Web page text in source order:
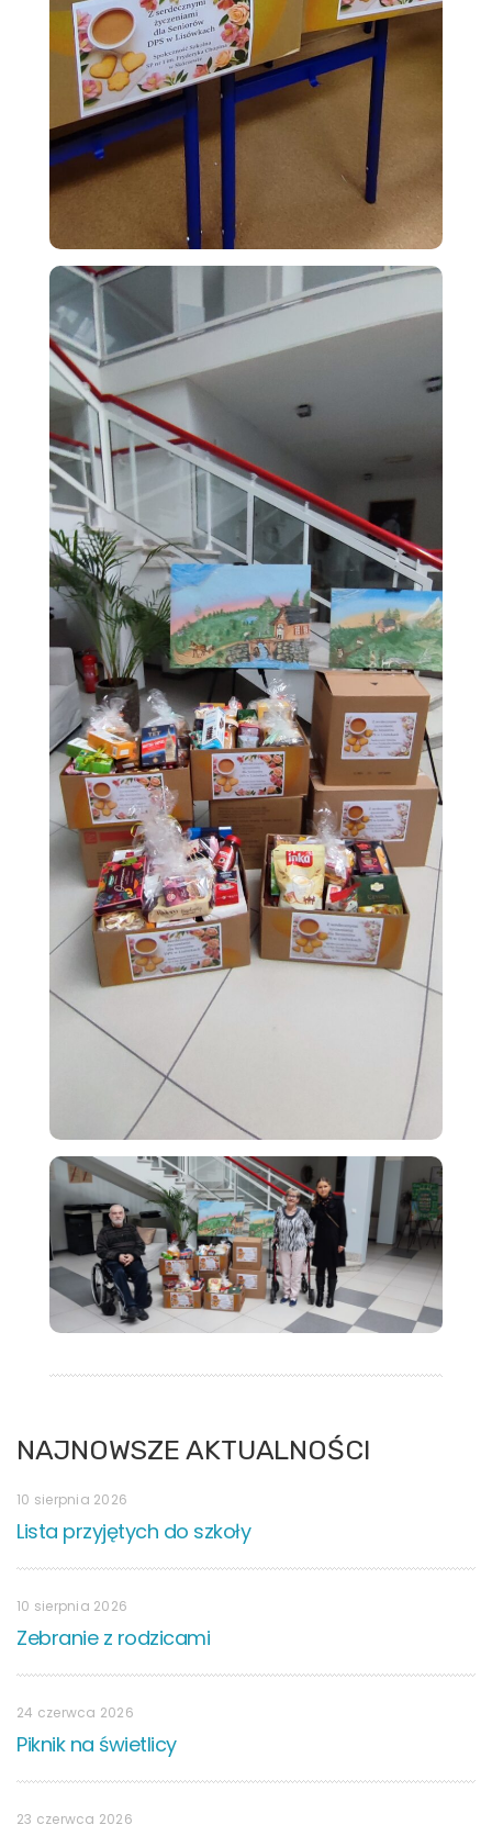
NAJNOWSZE AKTUALNOŚCI
10 sierpnia 2026
Lista przyjętych do szkoły
10 sierpnia 2026
Zebranie z rodzicami
24 czerwca 2026
Piknik na świetlicy
23 czerwca 2026